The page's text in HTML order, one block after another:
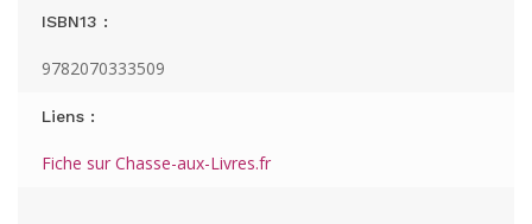
ISBN13 :
9782070333509
Liens :
Fiche sur Chasse-aux-Livres.fr